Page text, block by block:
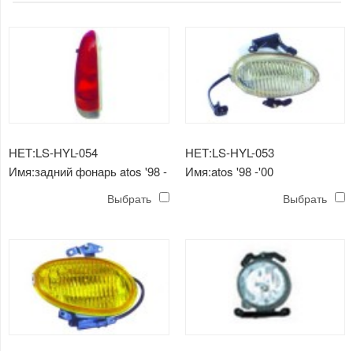
НЕТ:LS-HYL-054
Имя:задний фонарь atos '98 -
Выбрать
НЕТ:LS-HYL-053
Имя:atos '98 -'00
Выбрать